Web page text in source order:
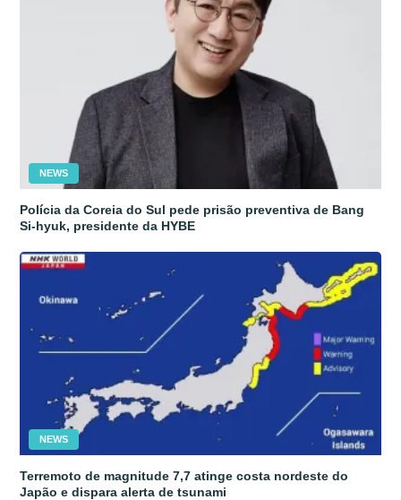
NEWS
Polícia da Coreia do Sul pede prisão preventiva de Bang
Si-hyuk, presidente da HYBE
NEWS
Terremoto de magnitude 7,7 atinge costa nordeste do
Japão e dispara alerta de tsunami